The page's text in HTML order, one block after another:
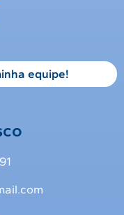
equipe!